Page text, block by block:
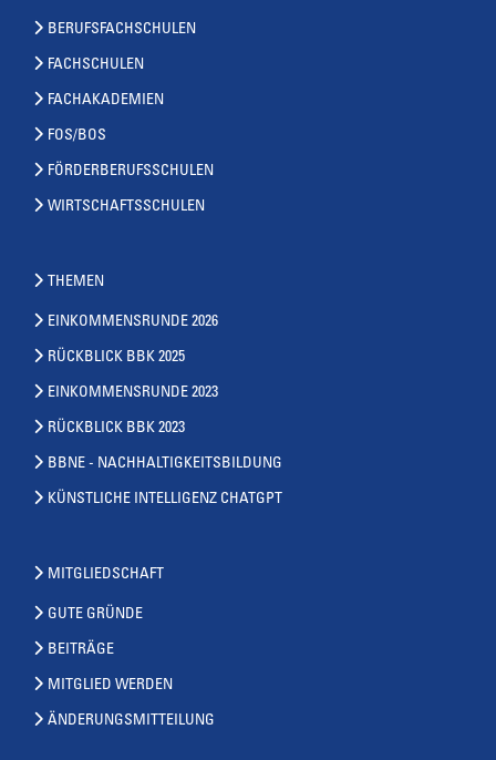
BERUFSFACHSCHULEN
FACHSCHULEN
FACHAKADEMIEN
FOS/BOS
FÖRDERBERUFSSCHULEN
WIRTSCHAFTSSCHULEN
THEMEN
EINKOMMENSRUNDE 2026
RÜCKBLICK BBK 2025
EINKOMMENSRUNDE 2023
RÜCKBLICK BBK 2023
BBNE - NACHHALTIGKEITSBILDUNG
KÜNSTLICHE INTELLIGENZ CHATGPT
MITGLIEDSCHAFT
GUTE GRÜNDE
BEITRÄGE
MITGLIED WERDEN
ÄNDERUNGSMITTEILUNG